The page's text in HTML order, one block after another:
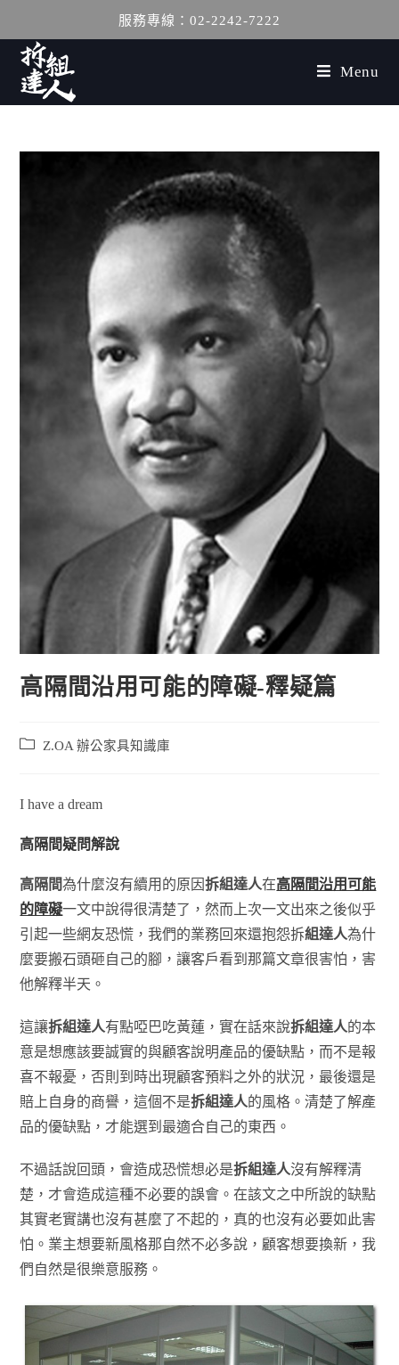
服務專線：02-2242-7222
Menu
高隔間沿用可能的障礙-釋疑篇
Z.OA 辦公家具知識庫
I have a dream
高隔間疑問解說
高隔間為什麼沒有續用的原因拆組達人在高隔間沿用可能
的障礙一文中說得很清楚了，然而上次一文出來之後似乎
引起一些網友恐慌，我們的業務回來還抱怨拆組達人為什
麼要搬石頭砸自己的腳，讓客戶看到那篇文章很害怕，害
他解釋半天。
這讓拆組達人有點啞巴吃黃蓮，實在話來說拆組達人的本
意是想應該要誠實的與顧客說明產品的優缺點，而不是報
喜不報憂，否則到時出現顧客預料之外的狀況，最後還是
賠上自身的商譽，這個不是拆組達人的風格。清楚了解產
品的優缺點，才能選到最適合自己的東西。
不過話說回頭，會造成恐慌想必是拆組達人沒有解釋清
楚，才會造成這種不必要的誤會。在該文之中所說的缺點
其實老實講也沒有甚麼了不起的，真的也沒有必要如此害
怕。業主想要新風格那自然不必多說，顧客想要換新，我
們自然是很樂意服務。